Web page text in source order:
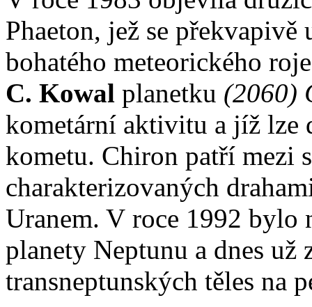
Phaeton, jež se překvapivě
bohatého meteorického
C. Kowal planetku (2060)
kometární aktivitu a jíž lze
kometu. Chiron patří mezi
charakterizovaných
Uranem. V roce 1992 bylo
planety Neptunu a dnes už
transneptunských těles na